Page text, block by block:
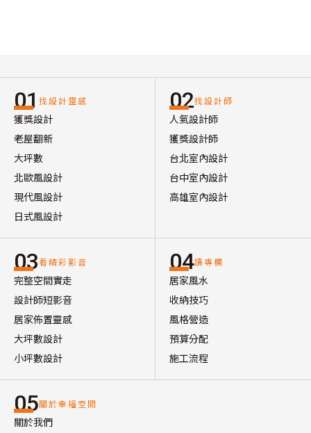
01 找設計靈感
獲獎設計
老屋翻新
大坪數
北歐風設計
現代風設計
日式風設計
02找設計師
人氣設計師
獲獎設計師
台北室內設計
台中室內設計
高雄室內設計
03看精彩影音
完整空間實走
設計師短影音
居家佈置靈感
大坪數設計
小坪數設計
04讀專欄
居家風水
收納技巧
風格營造
預算分配
施工流程
05關於幸福空間
關於我們